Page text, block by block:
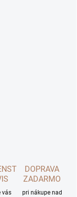
vás
DOPRAVA
ZADARMO
pri nákupe nad